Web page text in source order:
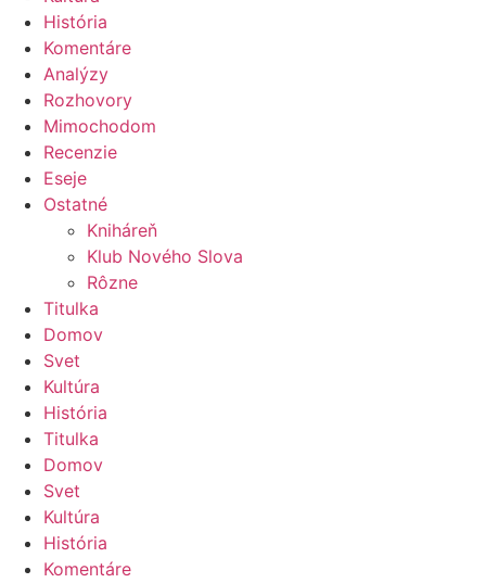
História
Komentáre
Analýzy
Rozhovory
Mimochodom
Recenzie
Eseje
Ostatné
Kniháreň
Klub Nového Slova
Rôzne
Titulka
Domov
Svet
Kultúra
História
Titulka
Domov
Svet
Kultúra
História
Komentáre